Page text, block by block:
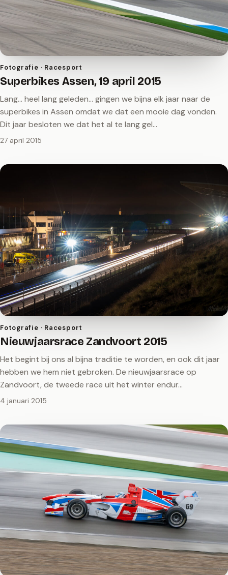
Fotografie · Racesport
Superbikes Assen, 19 april 2015
Lang... heel lang geleden... gingen we bijna elk jaar naar de
superbikes in Assen omdat we dat een mooie dag vonden.
Dit jaar besloten we dat het al te lang gel…
27 april 2015
Fotografie · Racesport
Nieuwjaarsrace Zandvoort 2015
Het begint bij ons al bijna traditie te worden, en ook dit jaar
hebben we hem niet gebroken. De nieuwjaarsrace op
Zandvoort, de tweede race uit het winter endur…
4 januari 2015